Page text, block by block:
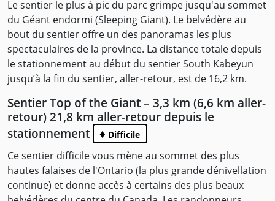
Le sentier le plus à pic du parc grimpe jusqu'au sommet
du Géant endormi (Sleeping Giant). Le belvédère au
bout du sentier offre un des panoramas les plus
spectaculaires de la province. La distance totale depuis
le stationnement au début du sentier South Kabeyun
jusqu’à la fin du sentier, aller-retour, est de 16,2 km.
Sentier Top of the Giant – 3,3 km (6,6 km aller-
retour) 21,8 km aller-retour depuis le
stationnement
♦ Difficile
Ce sentier difficile vous mène au sommet des plus
hautes falaises de l'Ontario (la plus grande dénivellation
continue) et donne accès à certains des plus beaux